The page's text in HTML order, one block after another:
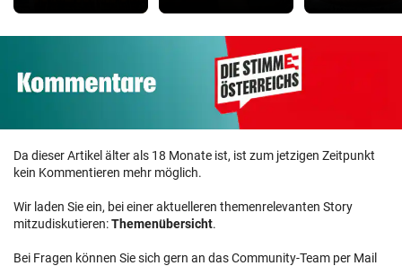
Da dieser Artikel älter als 18 Monate ist, ist zum jetzigen Zeitpunkt
kein Kommentieren mehr möglich.
Wir laden Sie ein, bei einer aktuelleren themenrelevanten Story
mitzudiskutieren:Themenübersicht.
Bei Fragen können Sie sich gern an das Community-Team per Mail